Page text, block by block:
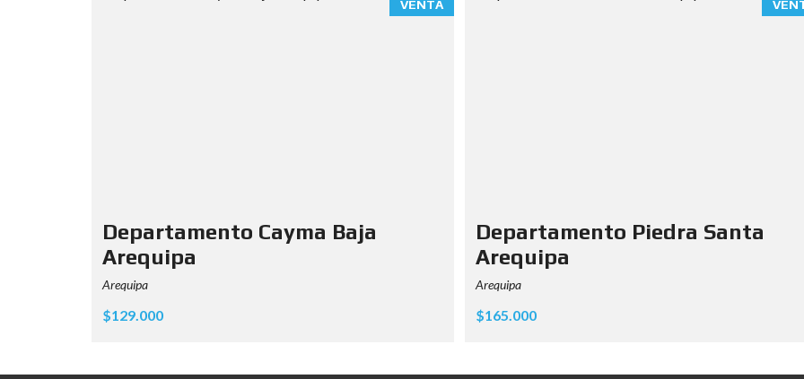
VENTA
Departamento Cayma Baja
Arequipa
Arequipa
$129.000
Departamento Piedra Santa
Arequipa
Arequipa
$165.000